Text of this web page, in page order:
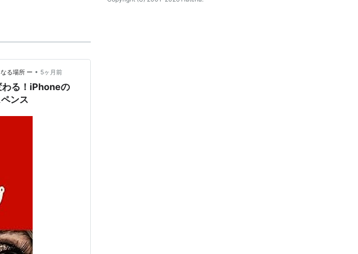
る場所 ー • 5ヶ月前
わる！iPhoneの
ンス